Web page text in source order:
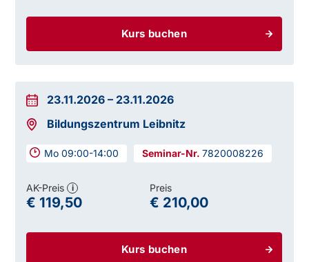
Kurs buchen
23.11.2026 – 23.11.2026
Bildungszentrum Leibnitz
Mo 09:00-14:00 7820008226
Kurs buchen
AK-Preis i
€ 119,50
Preis
€ 210,00